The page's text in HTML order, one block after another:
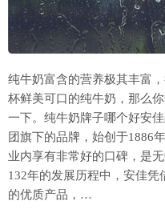
纯牛奶富含的营养极其丰富
杯鲜美可口的纯牛奶，那么
一下。纯牛奶牌子哪个好安
团旗下的品牌，始创于1886
业内享有非常好的口碑，是
132年的发展历程中，安佳
的优质产品，…